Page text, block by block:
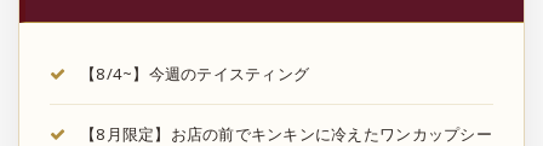
【8/4~】今週のテイスティング
【8月限定】お店の前でキンキンに冷えたワンカップシー